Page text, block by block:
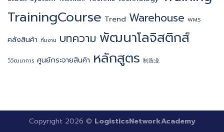
TrainingCourse Trend Warehouse WMS
คลังสินค้า ทีมงาน บทความ พัฒนาโลจิสติกส์
วิวัฒนาการ ศูนย์กระจายสินค้า หลักสูตร 制造业
Copyright 2026 © LogisticsNetworkAcademy